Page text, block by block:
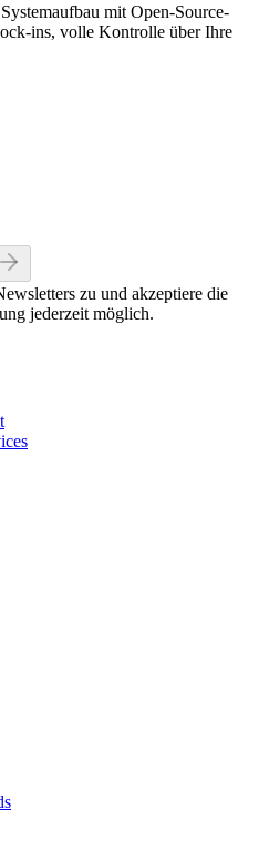
mit Open-Source-
ins, volle Kontrolle über Ihre
zu und akzeptiere die
jederzeit möglich.